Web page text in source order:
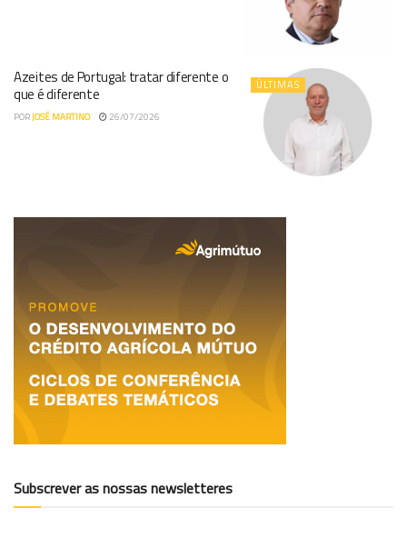
ÚLTIMAS
Azeites de Portugal: tratar diferente o
que é diferente
PORJOSÉ MARTINO 26/07/2026
Subscrever as nossas newsletteres